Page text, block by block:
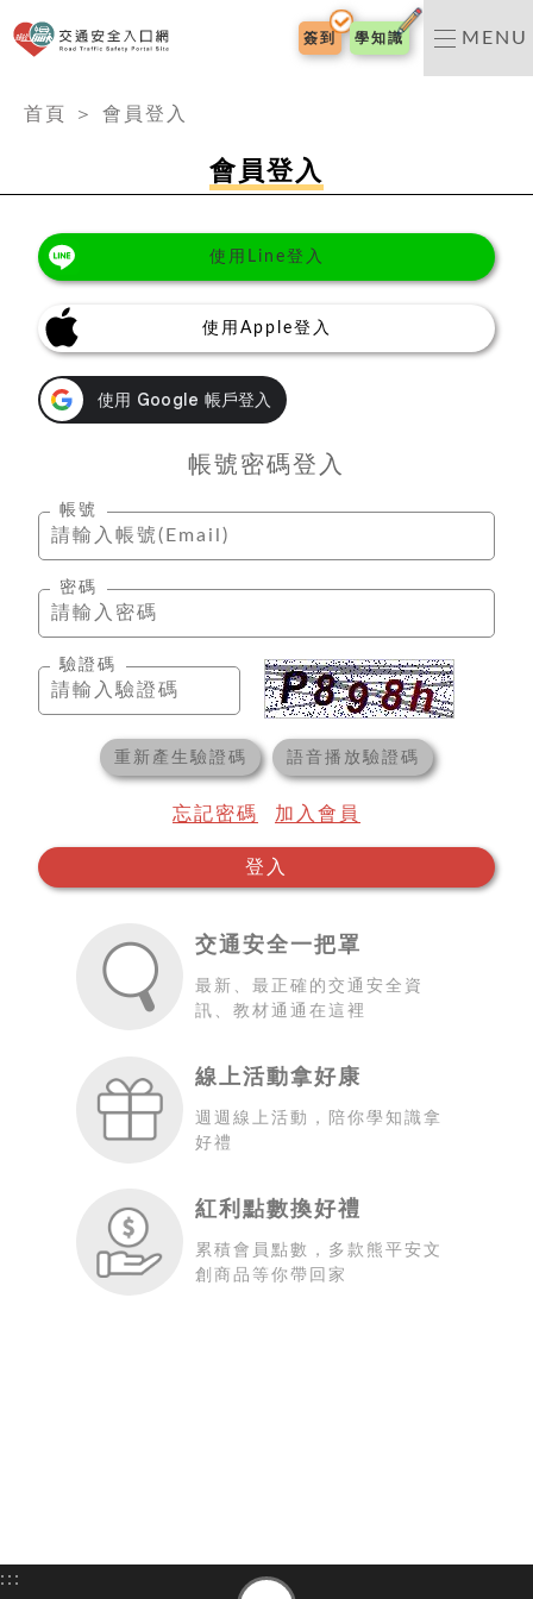
交通安全入口網
簽到 學知識 MENU
首頁
＞ 會員登入
會員登入
交通安全一把罩
最新、最正確的交通安全資
訊、教材通通在這裡
線上活動拿好康
週週線上活動，陪你學知識拿
好禮
紅利點數換好禮
累積會員點數，多款熊平安文
創商品等你帶回家
使用Line登入
使用Apple登入
帳號密碼登入
帳號
密碼
驗證碼
重新產生驗證碼 語音播放驗證碼
忘記密碼 加入會員
登入
:::